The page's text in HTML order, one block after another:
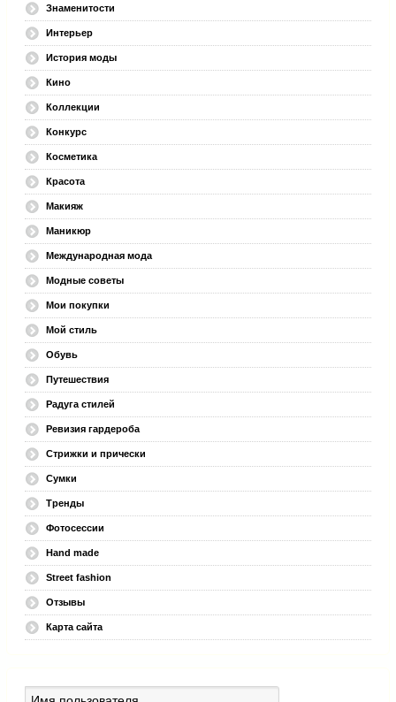
Знаменитости
Интерьер
История моды
Кино
Коллекции
Конкурс
Косметика
Красота
Макияж
Маникюр
Международная мода
Модные советы
Мои покупки
Мой стиль
Обувь
Путешествия
Радуга стилей
Ревизия гардероба
Стрижки и прически
Сумки
Тренды
Фотосессии
Hand made
Street fashion
Отзывы
Карта сайта